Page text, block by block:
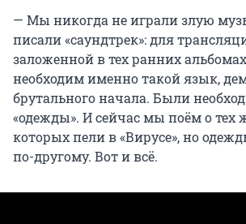
— Мы никогда не играли злую
писали «саундтрек»: для
заложенной в тех ранних
необходим именно такой язык,
брутального начала. Были
«одежды». И сейчас мы поём о тех
которых пели в «Вирусе», но
по-другому. Вот и всё.